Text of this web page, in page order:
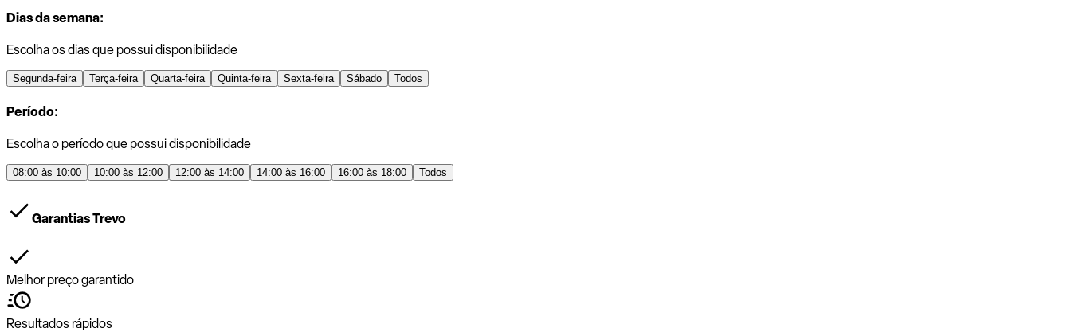
Dias da semana:
Escolha os dias que possui disponibilidade
Segunda-feira Terça-feira Quarta-feira Quinta-feira Sexta-feira Sábado Todos
Período:
Escolha o período que possui disponibilidade
08:00 às 10:00 10:00 às 12:00 12:00 às 14:00 14:00 às 16:00 16:00 às 18:00 Todos
Garantias Trevo
Melhor preço garantido
Resultados rápidos